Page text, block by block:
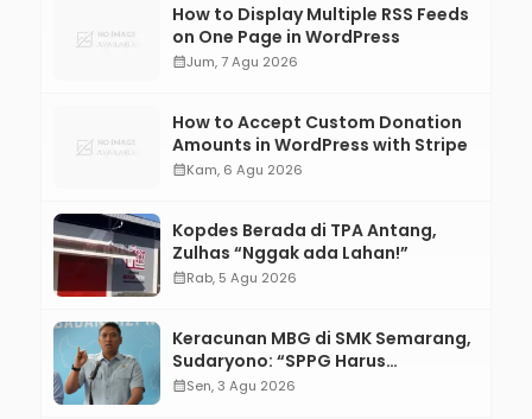
How to Display Multiple RSS Feeds
on One Page in WordPress
calendar_monthJum, 7 Agu 2026
How to Accept Custom Donation
Amounts in WordPress with Stripe
calendar_monthKam, 6 Agu 2026
Kopdes Berada di TPA Antang,
Zulhas “Nggak ada Lahan!”
calendar_monthRab, 5 Agu 2026
Keracunan MBG di SMK Semarang,
Sudaryono: “SPPG Harus
Bertanggung Jawab!”
calendar_monthSen, 3 Agu 2026